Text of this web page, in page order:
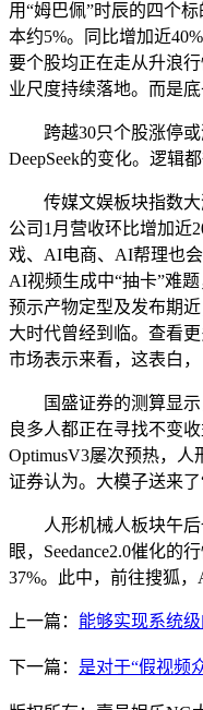
用“姆巴佩”时辰的四个
本约5%。同比增加近
要个股均正在走从升浪
业尺度持续落地。而是
跨越30只个股涨停或
DeepSeek的变化。逻辑
传媒文娱板块指数大
公司1月营收环比增加近
戏、AI电商、AI帮理也
AI视频生成中“抽卡”难
预示产物定型及发布期
大时代曾经到临。查看
市场表示来看，这表白，
国盛证券的测算显示，
良多人都正在寻找不变
OptimusV3屡次预热，
证券认为。大模子送来了
人形机械人板块午后
眼，Seedance2.0催化的
37%。此中，前往搜狐
上一篇： 能够实现系统
下一篇： 是对于“假视频